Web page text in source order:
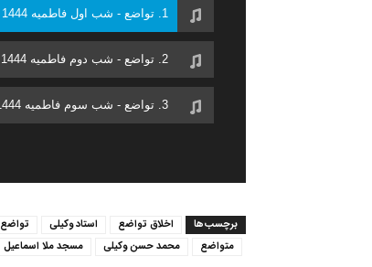
1. تواضع - شب اول فاطمیه 1444 - حاج شیخ محمدحسن وکیلی
2. تواضع - شب دوم فاطمیه 1444 - حاج شیخ محمدحسن وکیلی
3. تواضع - شب سوم فاطمیه 1444 - حاج شیخ محمدحسن وکیلی
برچسب‌ها اخلاق تواضع استاد وکیلی تواضع
متواضع
محمد حسن وکیلی مسجد ملا اسماعیل